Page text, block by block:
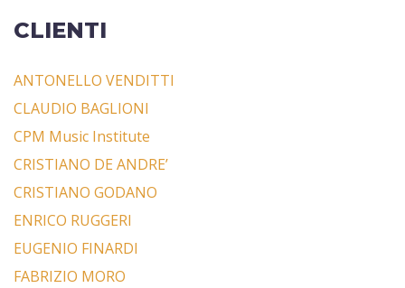
CLIENTI
ANTONELLO VENDITTI
CLAUDIO BAGLIONI
CPM Music Institute
CRISTIANO DE ANDRE’
CRISTIANO GODANO
ENRICO RUGGERI
EUGENIO FINARDI
FABRIZIO MORO